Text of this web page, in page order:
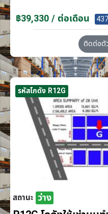
฿39,330 / ต่อเดือน
ติดต่อตั
รหัสโกดัง R12G
สถานะ ว่าง